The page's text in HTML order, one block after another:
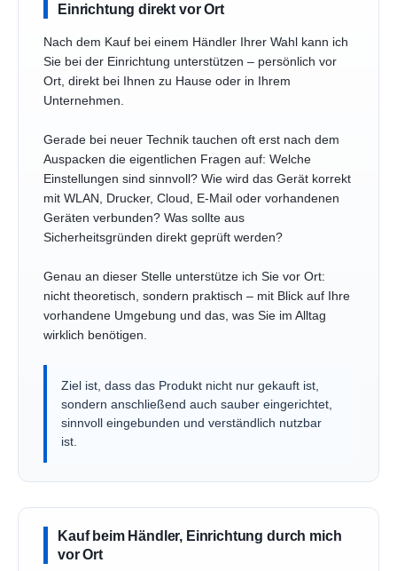
Einrichtung direkt vor Ort
Nach dem Kauf bei einem Händler Ihrer Wahl kann ich
Sie bei der Einrichtung unterstützen – persönlich vor
Ort, direkt bei Ihnen zu Hause oder in Ihrem
Unternehmen.
Gerade bei neuer Technik tauchen oft erst nach dem
Auspacken die eigentlichen Fragen auf: Welche
Einstellungen sind sinnvoll? Wie wird das Gerät korrekt
mit WLAN, Drucker, Cloud, E-Mail oder vorhandenen
Geräten verbunden? Was sollte aus
Sicherheitsgründen direkt geprüft werden?
Genau an dieser Stelle unterstütze ich Sie vor Ort:
nicht theoretisch, sondern praktisch – mit Blick auf Ihre
vorhandene Umgebung und das, was Sie im Alltag
wirklich benötigen.
Ziel ist, dass das Produkt nicht nur gekauft ist,
sondern anschließend auch sauber eingerichtet,
sinnvoll eingebunden und verständlich nutzbar
ist.
Kauf beim Händler, Einrichtung durch mich
vor Ort